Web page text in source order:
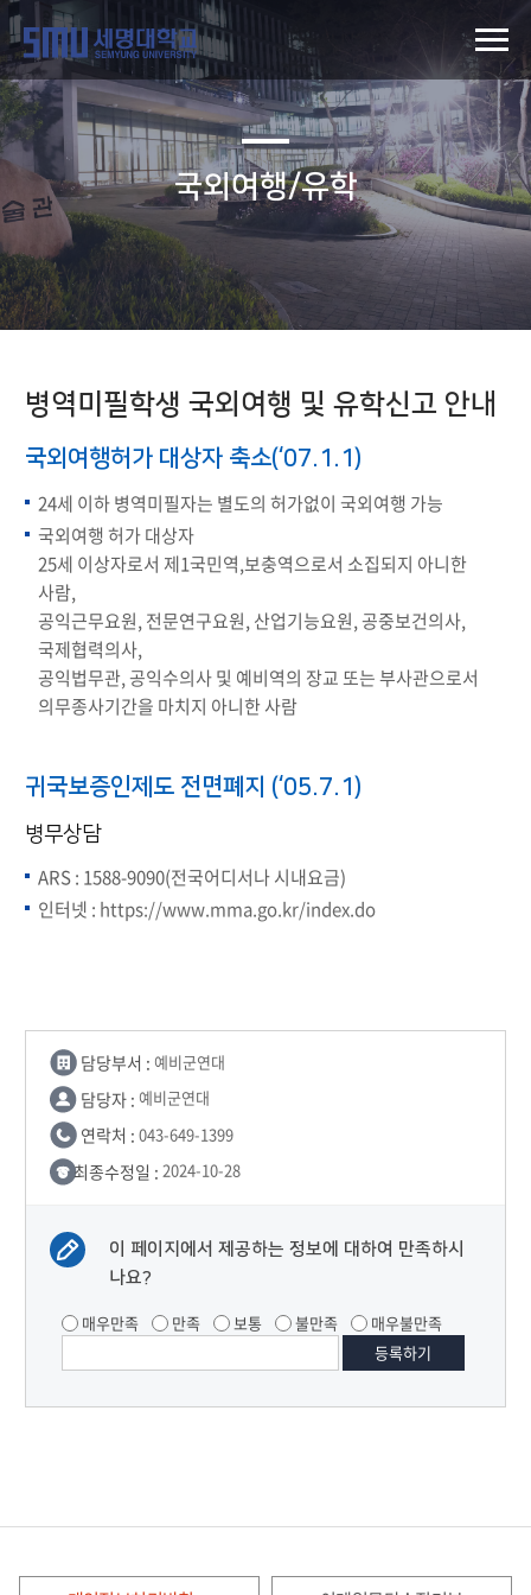
국외여행/유학
병역미필학생 국외여행 및 유학신고 안내
국외여행허가 대상자 축소(‘07.1.1)
24세 이하 병역미필자는 별도의 허가없이 국외여행 가능
국외여행 허가 대상자​
25세 이상자로서 제1국민역,보충역으로서 소집되지 아니한
사람, ​
공익근무요원, 전문연구요원, 산업기능요원, 공중보건의사,
국제협력의사,
​ 공익법무관, 공익수의사 및 예비역의 장교 또는 부사관으로서 ​
의무종사기간을 마치지 아니한 사람​
귀국보증인제도 전면폐지 (‘05.7.1)
병무상담
ARS : 1588-9090(전국어디서나 시내요금)
인터넷 : https://www.mma.go.kr/index.do
담당부서 : 예비군연대
담당자 : 예비군연대
연락처 : 043-649-1399
최종수정일 : 2024-10-28
이 페이지에서 제공하는 정보에 대하여 만족하시
나요?
매우만족 만족 보통 불만족 매우불만족